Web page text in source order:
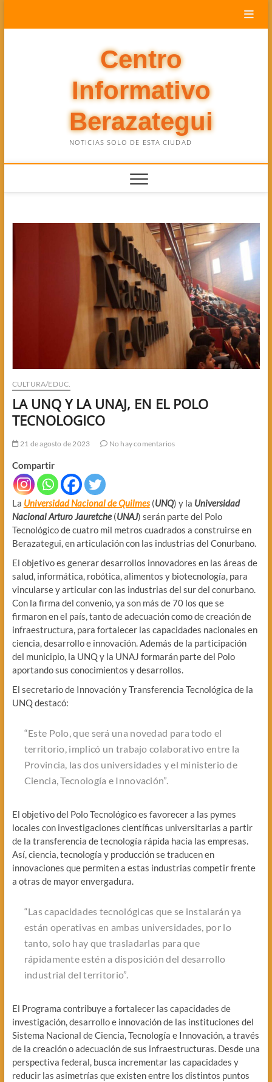
Centro
Informativo
Berazategui
NOTICIAS SOLO DE ESTA CIUDAD
CULTURA/EDUC.
LA UNQ Y LA UNAJ, EN EL POLO
TECNOLOGICO
21 de agosto de 2023 No hay comentarios
Compartir
La Universidad Nacional de Quilmes(UNQ) y la Universidad
Nacional Arturo Jauretche(UNAJ) serán parte del Polo
Tecnológico de cuatro mil metros cuadrados a construirse en
Berazategui, en articulación con las industrias del Conurbano.
El objetivo es generar desarrollos innovadores en las áreas de
salud, informática, robótica, alimentos y biotecnología, para
vincularse y articular con las industrias del sur del conurbano.
Con la firma del convenio, ya son más de 70 los que se
firmaron en el país, tanto de adecuación como de creación de
infraestructura, para fortalecer las capacidades nacionales en
ciencia, desarrollo e innovación. Además de la participación
del municipio, la UNQ y la UNAJ formarán parte del Polo
aportando sus conocimientos y desarrollos.
El secretario de Innovación y Transferencia Tecnológica de la
UNQ destacó:
“Este Polo, que será una novedad para todo el
territorio, implicó un trabajo colaborativo entre la
Provincia, las dos universidades y el ministerio de
Ciencia, Tecnología e Innovación”.
El objetivo del Polo Tecnológico es favorecer a las pymes
locales con investigaciones científicas universitarias a partir
de la transferencia de tecnología rápida hacia las empresas.
Así, ciencia, tecnología y producción se traducen en
innovaciones que permiten a estas industrias competir frente
a otras de mayor envergadura.
“Las capacidades tecnológicas que se instalarán ya
están operativas en ambas universidades, por lo
tanto, solo hay que trasladarlas para que
rápidamente estén a disposición del desarrollo
industrial del territorio”.
El Programa contribuye a fortalecer las capacidades de
investigación, desarrollo e innovación de las instituciones del
Sistema Nacional de Ciencia, Tecnología e Innovación, a través
de la creación o adecuación de sus infraestructuras. Desde una
perspectiva federal, busca incrementar las capacidades y
reducir las asimetrías que existen entre los distintos puntos